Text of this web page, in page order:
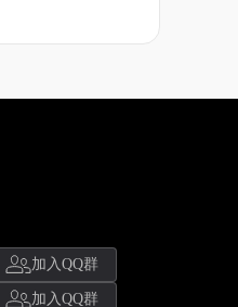
加入QQ群
加入QQ群